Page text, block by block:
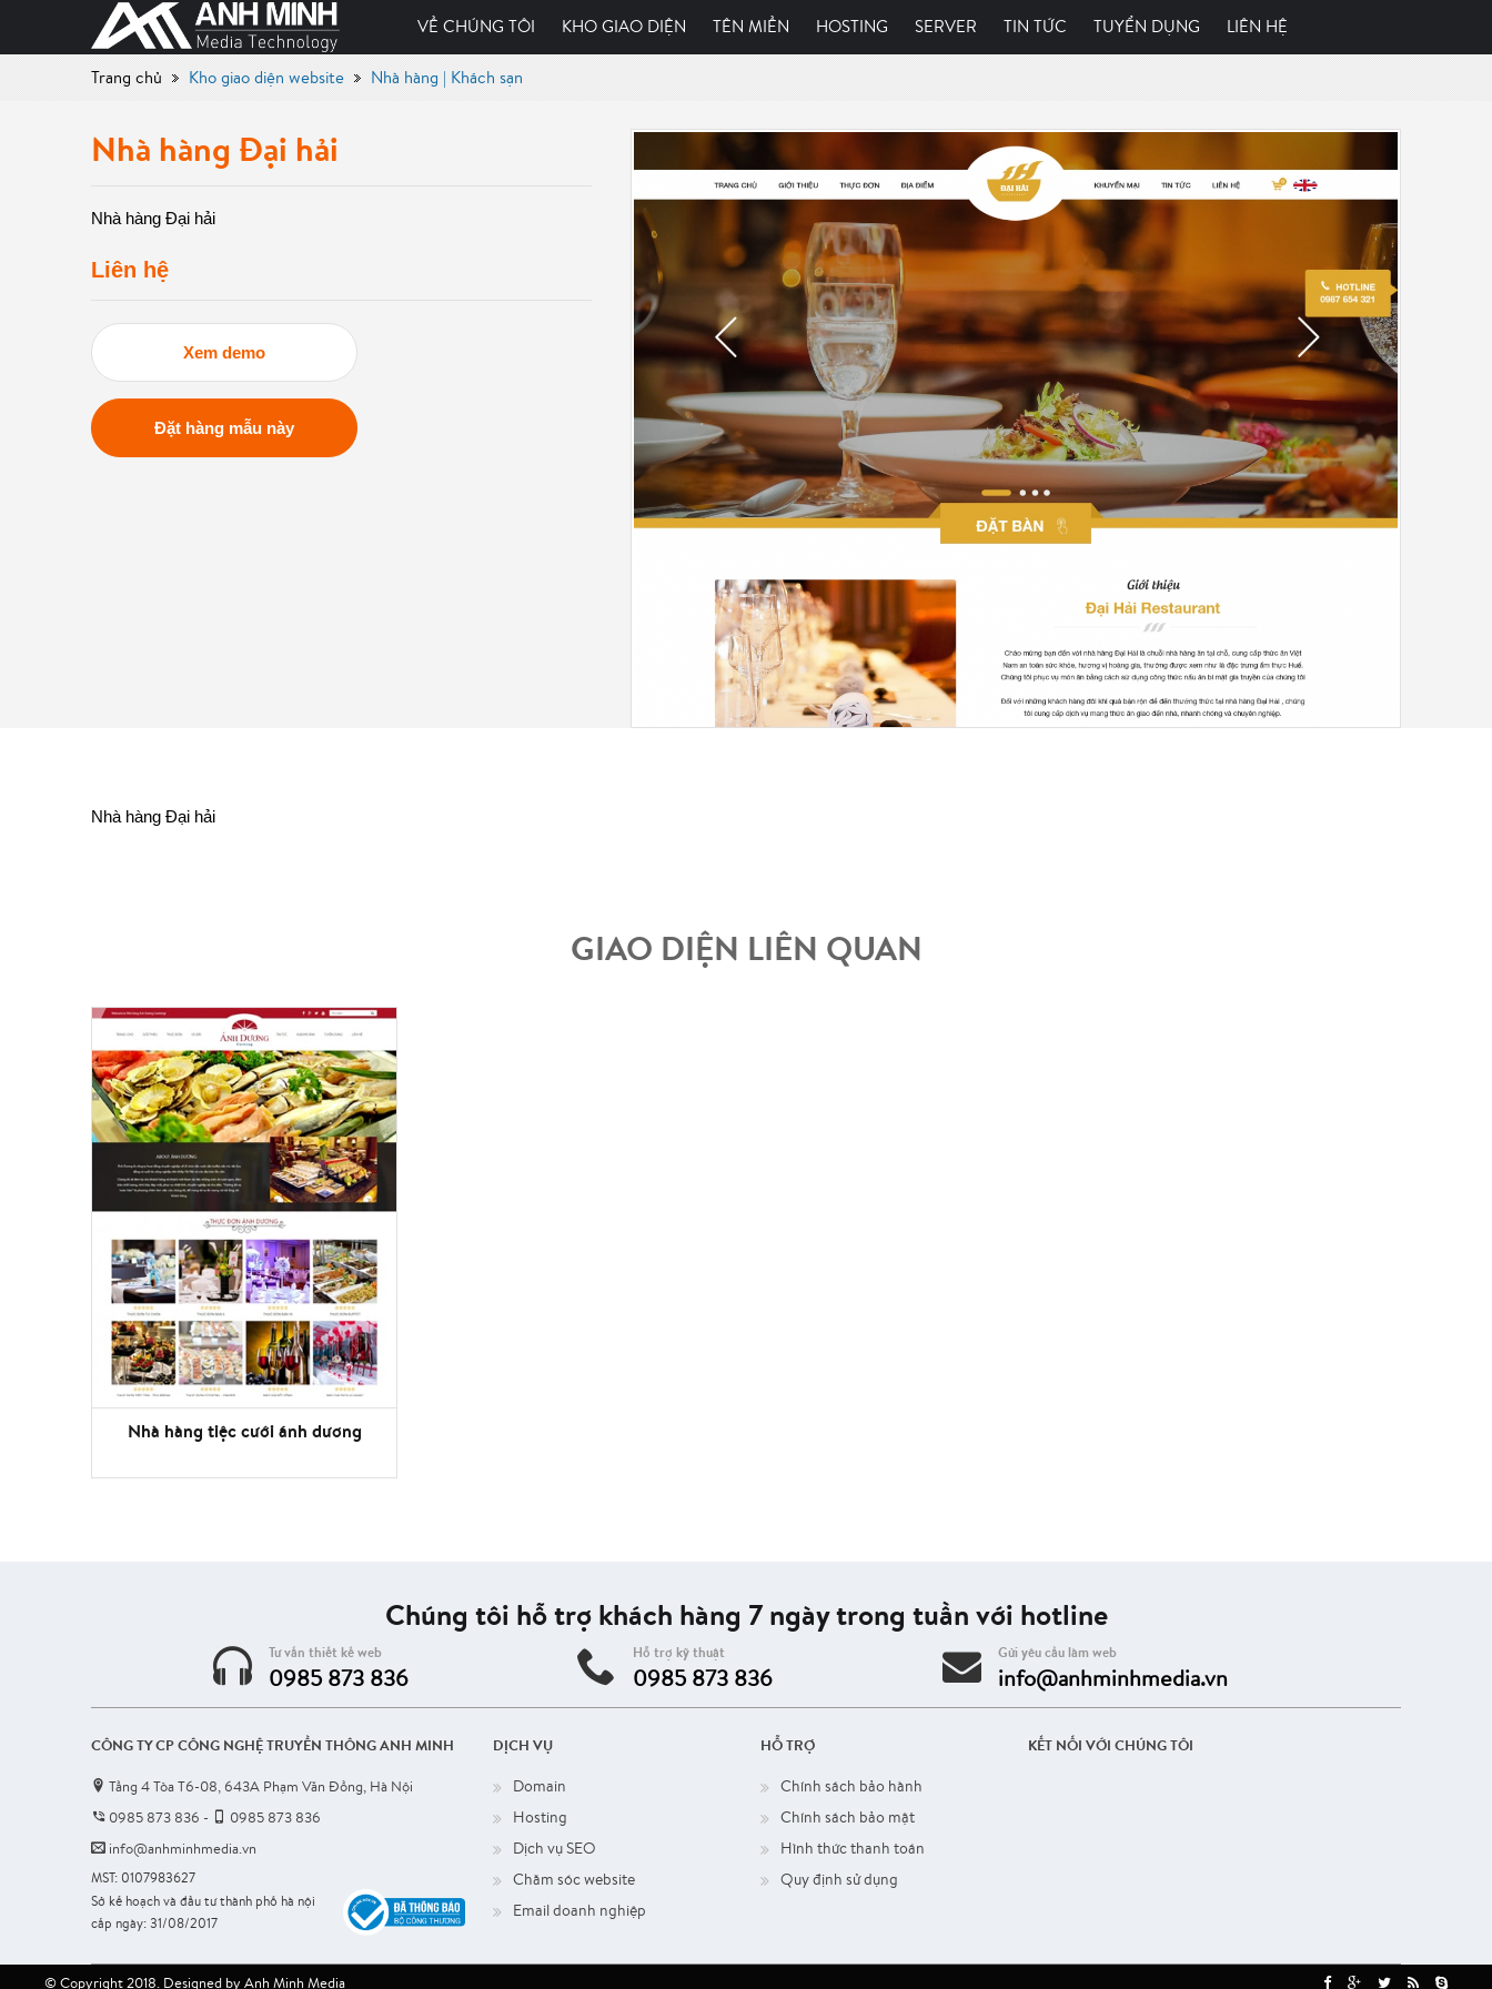
VỀ CHÚNG TÔI KHO GIAO DIỆN TÊN MIỀN HOSTING SERVER TIN TỨC TUYỂN DỤNG LIÊN HỆ
Trang chủ Kho giao diện website Nhà hàng | Khách sạn
Nhà hàng Đại hải
Nhà hàng Đại hải
Liên hệ
Xem demo
Đặt hàng mẫu này
Nhà hàng Đại hải
GIAO DIỆN LIÊN QUAN
Nhà hàng tiệc cưới ánh dương
Chúng tôi hỗ trợ khách hàng 7 ngày trong tuần với hotline
Tư vấn thiết kế web
0985 873 836
Hỗ trợ kỹ thuật
0985 873 836
Gửi yêu cầu làm web
info@anhminhmedia.vn
CÔNG TY CP CÔNG NGHỆ TRUYỀN THÔNG ANH MINH
Tầng 4 Tòa T6-08, 643A Phạm Văn Đồng, Hà Nội
0985 873 836 -
0985 873 836
info@anhminhmedia.vn
MST: 0107983627
Sở kế hoạch và đầu tư thành phố hà nội
cấp ngày: 31/08/2017
DỊCH VỤ
Domain
Hosting
Dịch vụ SEO
Chăm sóc website
Email doanh nghiệp
HỖ TRỢ
Chính sách bảo hành
Chính sách bảo mật
Hình thức thanh toán
Quy định sử dụng
KẾT NỐI VỚI CHÚNG TÔI
© Copyright 2018. Designed by Anh Minh Media